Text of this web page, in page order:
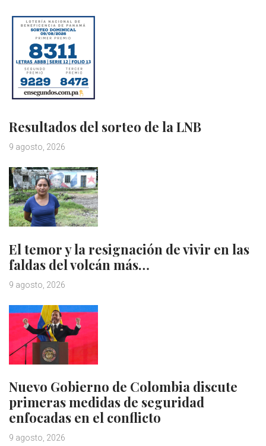
Resultados del sorteo de la LNB
9 agosto, 2026
El temor y la resignación de vivir en las
faldas del volcán más…
9 agosto, 2026
Nuevo Gobierno de Colombia discute
primeras medidas de seguridad
enfocadas en el conflicto
9 agosto, 2026